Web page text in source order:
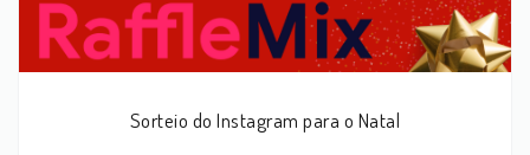
Sorteio do Instagram para o Natal